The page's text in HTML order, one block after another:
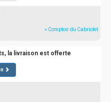
» Comptoir du Cabriolet
la livraison est offerte